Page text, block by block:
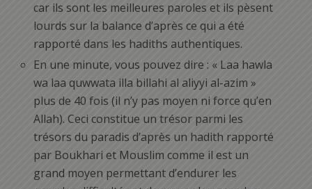
car ils sont les meilleures paroles et ils pèsent
lourds sur la balance d’après ce qui a été
rapporté dans les hadiths authentiques.
En une minute, vous pouvez dire : « Laa hawla
wa laa quwwata illa billahi al aliyyi al-azim »
plus de 40 fois (il n’y pas moyen ni force qu’en
Allah). Ceci constitue un trésor parmi les
trésors du paradis d’après un hadith rapporté
par Boukhari et Mouslim comme il est un
grand moyen permettant d’endurer les